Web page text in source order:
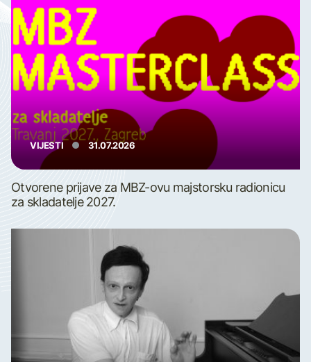
VIJESTI 31.07.2026
Otvorene prijave za MBZ-ovu majstorsku radionicu
za skladatelje 2027.